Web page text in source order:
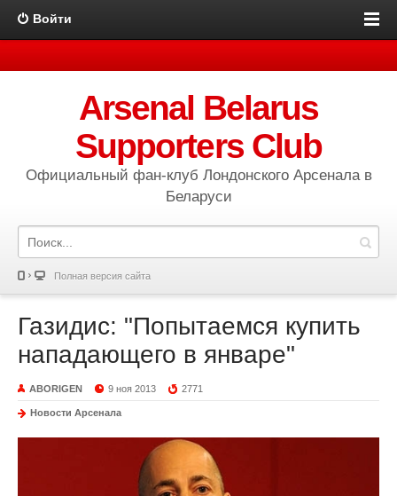
Войти
Arsenal Belarus
Supporters Club
Официальный фан-клуб Лондонского Арсенала в
Беларуси
Полная версия сайта
Газидис: "Попытаемся купить
нападающего в январе"
ABORIGEN 9 ноя 2013 2771
Новости Арсенала